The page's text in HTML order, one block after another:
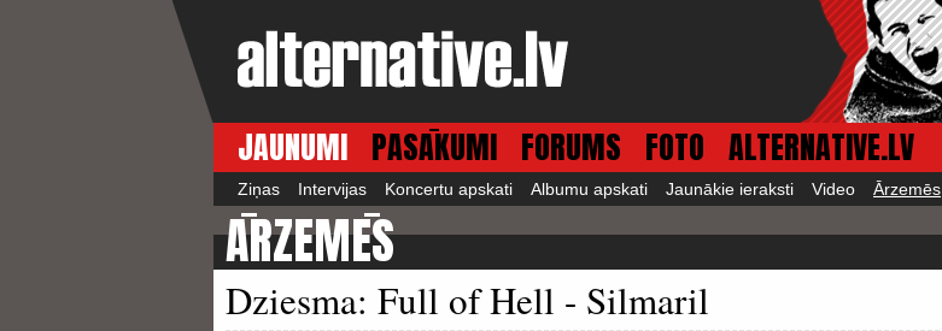
JAUNUMI PASĀKUMI FORUMS FOTO ALTERNATIVE.LV
Ziņas Intervijas Koncertu apskati Albumu apskati Jaunākie ieraksti Video Ārzemēs
ĀRZEMĒS
Dziesma: Full of Hell - Silmaril